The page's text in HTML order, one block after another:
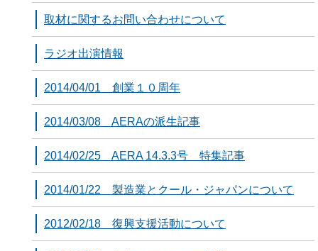
取材に関するお問い合わせについて
ラジオ出演情報
2014/04/01 創業１０周年
2014/03/08 AERAの派生記事
2014/02/25 AERA 14.3.3号 特集記事
2014/01/22 製造業とクール・ジャパンについて
2012/02/18 復興支援活動について